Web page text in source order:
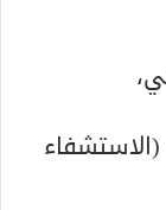
(الاستشفاء